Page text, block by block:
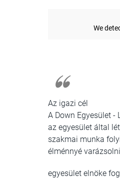
Az igazi cél
A Down Egyesület
az egyesület által
szakmai munka
élménnyé
egyesület elnöke